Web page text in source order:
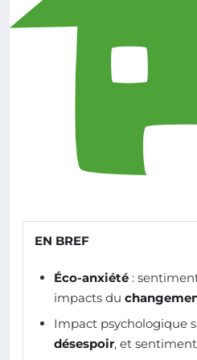
EN BREF
Éco-anxiété :
impacts du
Impact psychologique
désespoir, et sentiment